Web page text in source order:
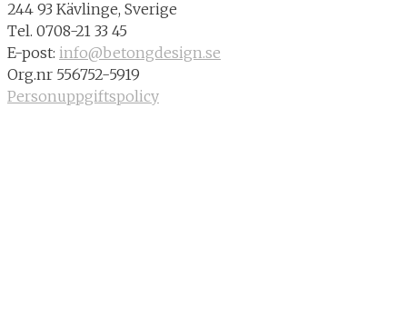
244 93 Kävlinge, Sverige
Tel. 0708-21 33 45
E-post: info@betongdesign.se
Org.nr 556752-5919
Personuppgiftspolicy